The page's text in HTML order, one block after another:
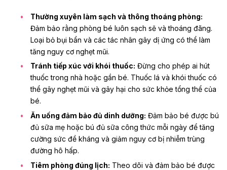
Thường xuyên làm sạch và thông thoáng phòng:
Đảm bảo rằng phòng bé luôn sạch sẽ và thoáng đãng.
Loại bỏ bụi bẩn và các tác nhân gây dị ứng có thể làm
tăng nguy cơ nghẹt mũi.
Tránh tiếp xúc với khói thuốc: Đừng cho phép ai hút
thuốc trong nhà hoặc gần bé. Thuốc lá và khói thuốc có
thể gây nghẹt mũi và gây hại cho sức khỏe tổng thể của
bé.
Ăn uống đảm bảo đủ dinh dưỡng: Đảm bảo bé được bú
đủ sữa mẹ hoặc bú đủ sữa công thức mỗi ngày đểtăng
cường sức đề kháng và giảm nguy cơ bị nhiễm trùng
đường hô hấp.
Tiêm phòng đúng lịch: Theo dõi và đảm bảo bé được